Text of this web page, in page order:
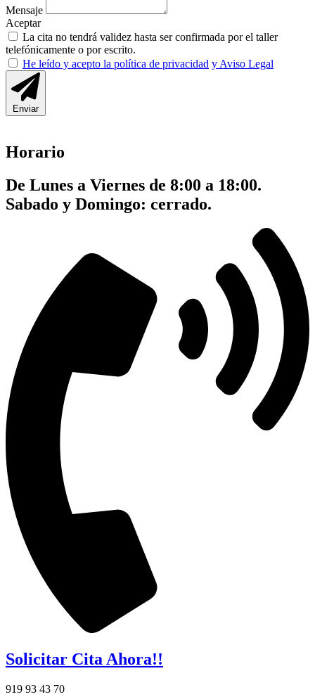
Mensaje
Aceptar
La cita no tendrá validez hasta ser confirmada por el taller
telefónicamente o por escrito.
He leído y acepto la política de privacidad y Aviso Legal
Enviar
Horario
De Lunes a Viernes de 8:00 a 18:00.
Sabado y Domingo: cerrado.
Solicitar Cita Ahora!!
919 93 43 70